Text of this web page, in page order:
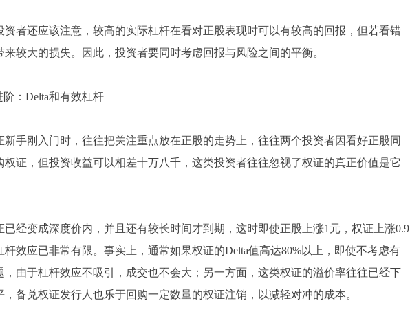
还应该注意，较高的实际杠杆在看对正股表现时可以有较高的回报，但若看错
来较大的损失。因此，投资者要同时考虑回报与风险之间的平衡。
Delta和有效杠杆
刚入门时，往往把关注重点放在正股的走势上，往往两个投资者因看好正股同
权证，但投资收益可以相差十万八千，这类投资者往往忽视了权证的真正价值是它
变成深度价内，并且还有较长时间才到期，这时即使正股上涨1元，权证上涨0.9
杆效应已非常有限。事实上，通常如果权证的Delta值高达80%以上，即使不考虑有
，由于杠杆效应不吸引，成交也不会大；另一方面，这类权证的溢价率往往已经下
，备兑权证发行人也乐于回购一定数量的权证注销，以减轻对冲的成本。